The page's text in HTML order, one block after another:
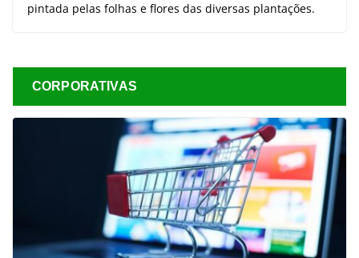
pintada pelas folhas e flores das diversas plantações.
CORPORATIVAS